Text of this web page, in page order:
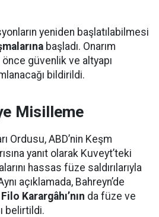
yeniden başlatılabilmesi
başladı. Onarım
güvenlik ve altyapı
bildirildi.
Misilleme
Ordusu, ABD’nin Keşm
yanıt olarak Kuveyt’teki
hassas füze saldırılarıyla
açıklamada, Bahreyn’de
Karargâhı’nın da füze ve
belirtildi.